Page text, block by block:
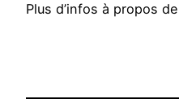
Plus d’infos à propos de